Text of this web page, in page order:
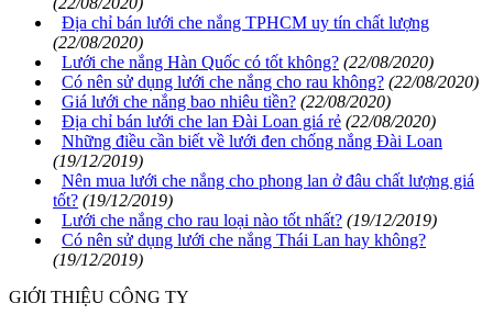
Địa chỉ bán lưới che nắng TPHCM uy tín chất lượng
(22/08/2020)
Lưới che nắng Hàn Quốc có tốt không? (22/08/2020)
Có nên sử dụng lưới che nắng cho rau không? (22/08/2020)
Giá lưới che nắng bao nhiêu tiền? (22/08/2020)
Địa chỉ bán lưới che lan Đài Loan giá rẻ (22/08/2020)
Những điều cần biết về lưới đen chống nắng Đài Loan
(19/12/2019)
Nên mua lưới che nắng cho phong lan ở đâu chất lượng giá
tốt? (19/12/2019)
Lưới che nắng cho rau loại nào tốt nhất? (19/12/2019)
Có nên sử dụng lưới che nắng Thái Lan hay không?
(19/12/2019)
GIỚI THIỆU CÔNG TY